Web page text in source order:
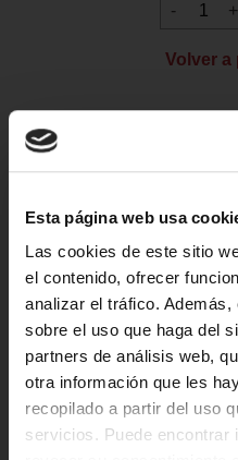
Esta página web usa
Las cookies de este sitio
el contenido, ofrecer
analizar el tráfico.
sobre el uso que haga del
partners de análisis web,
otra información que les
recopilado a partir del uso
servicios. Puede encontrar
Volver a
Descripción del
Lemonade 0mg/ml sin
Precargado con 2 ml de
obtienes un cigarrillo
aproximadamente 600
desechable Ezee Puff+
inhalación automática, que
inhalar un cigarrillo normal.
El Ezee Puff+ es un lápiz